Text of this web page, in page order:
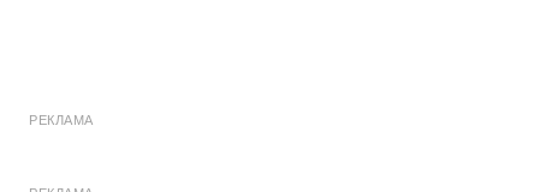
РЕКЛАМА